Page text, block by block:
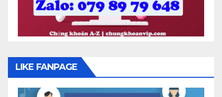
LIKE FANPAGE